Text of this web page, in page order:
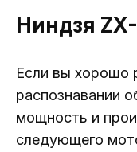
Ниндзя
Если вы хорошо
распознавании
мощность и
следующего